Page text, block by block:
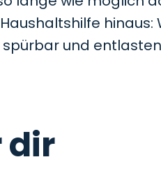
und
dir